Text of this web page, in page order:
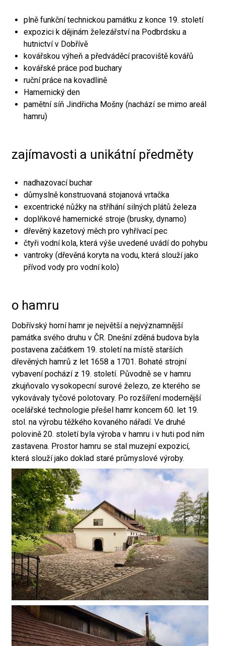
plně funkční technickou památku z konce 19. století
expozici k dějinám železářství na Podbrdsku a
hutnictví v Dobřívě
kovářskou výheň a předváděcí pracoviště kovářů
kovářské práce pod buchary
ruční práce na kovadlině
Hamernický den
pamětní síň Jindřicha Mošny (nachází se mimo areál
hamru)
zajímavosti a unikátní předměty
nadhazovací buchar
důmyslně konstruovaná stojanová vrtačka
excentrické nůžky na stříhání silných plátů železa
doplňkové hamernické stroje (brusky, dynamo)
dřevěný kazetový měch pro vyhřívací pec
čtyři vodní kola, která výše uvedené uvádí do pohybu
vantroky (dřevěná koryta na vodu, která slouží jako
přívod vody pro vodní kolo)
o hamru
Dobřívský horní hamr je největší a nejvýznamnější
památka svého druhu v ČR. Dnešní zděná budova byla
postavena začátkem 19. století na místě starších
dřevěných hamrů z let 1658 a 1701. Bohaté strojní
vybavení pochází z 19. století. Původně se v hamru
zkujňovalo vysokopecní surové železo, ze kterého se
vykovávaly tyčové polotovary. Po rozšíření modernější
ocelářské technologie přešel hamr koncem 60. let 19.
stol. na výrobu těžkého kovaného nářadí. Ve druhé
polovině 20. století byla výroba v hamru i v huti pod ním
zastavena. Prostor hamru se stal muzejní expozicí,
která slouží jako doklad staré průmyslové výroby.